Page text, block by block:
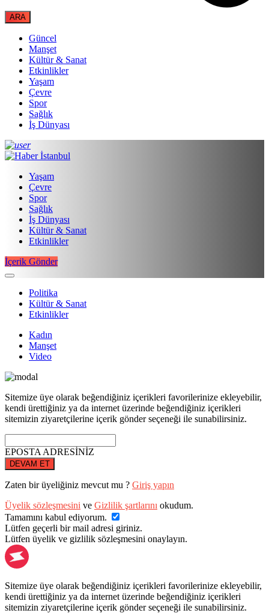
Güncel
Manşet
Kültür & Sanat
Etkinlikler
Yaşam
Çevre
Spor
Sağlık
İş Dünyası
Yaşam
Çevre
Spor
Sağlık
İş Dünyası
Kültür & Sanat
Etkinlikler
İçerik Gönder
Politika
Kültür & Sanat
Etkinlikler
Kadın
Manşet
Video
Sitemize üye olarak beğendiğiniz içerikleri favorilerinize ekleyebilir,
kendi ürettiğiniz ya da internet üzerinde beğendiğiniz içerikleri
sitemizin ziyaretçilerine içerik gönder seçeneği ile sunabilirsiniz.
EPOSTA ADRESİNİZ
DEVAM ET
Zaten bir üyeliğiniz mevcut mu ? Giriş yapın
Üyelik sözleşmesini ve Gizlilik şartlarını okudum.
Tamamını kabul ediyorum.
Lütfen geçerli bir mail adresi giriniz.
Lütfen üyelik ve gizlilik sözleşmesini onaylayın.
Sitemize üye olarak beğendiğiniz içerikleri favorilerinize ekleyebilir,
kendi ürettiğiniz ya da internet üzerinde beğendiğiniz içerikleri
sitemizin ziyaretçilerine içerik gönder seçeneği ile sunabilirsiniz.